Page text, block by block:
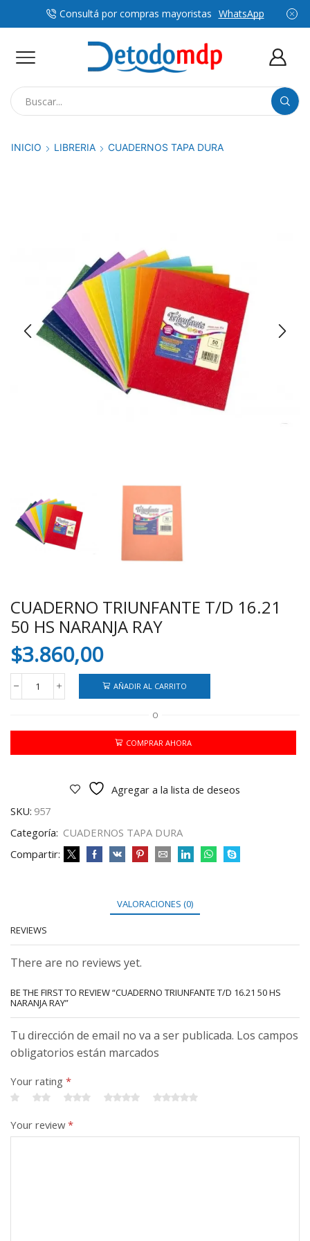
Consultá por compras mayoristas WhatsApp
INICIO LIBRERIA CUADERNOS TAPA DURA
CUADERNO TRIUNFANTE T/D 16.21
50 HS NARANJA RAY
$3.860,00
CUADERNO
TRIUNFANTE
16.21
HS
cantidad
AÑADIR AL CARRITO
O
COMPRAR AHORA
Agregar a la lista de deseos
SKU: 957
Categoría: CUADERNOS TAPA DURA
Compartir:
VALORACIONES (0)
REVIEWS
There are no reviews yet.
BE THE FIRST TO REVIEW “CUADERNO TRIUNFANTE T/D 16.21 50 HS
NARANJA RAY”
Tu dirección de email no va a ser publicada. Los campos
obligatorios están marcados
Your rating *
Your review*